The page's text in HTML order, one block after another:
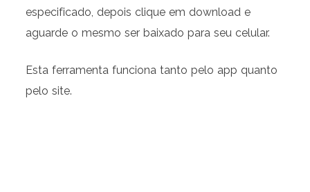
especificado, depois clique em download e
aguarde o mesmo ser baixado para seu celular.
Esta ferramenta funciona tanto pelo app quanto
pelo site.